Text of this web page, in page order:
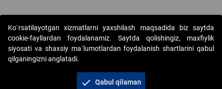
Copyright © 2017-2026. "Elektron onlayn-auksionlarni tashkil etish"
AJ. Barcha huquqlar himoyalangan
Ko`rsatilayotgan xizmatlarni yaxshilash maqsadida biz saytda
cookie-fayllardan foydalanamiz. Saytda qolishingiz, maxfiylik
siyosati va shaxsiy ma`lumotlardan foydalanish shartlarini qabul
qilganingizni anglatadi.
check Qabul qilaman